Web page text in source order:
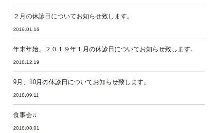
２月の休診日についてお知らせ致します。
2019.01.16
年末年始、２０１９年１月の休診日についてお知らせ致します。
2018.12.19
9月、10月の休診日についてお知らせ致します。
2018.09.11
食事会♫
2018.08.01